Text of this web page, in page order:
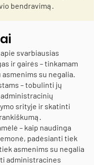
bendravimą.
svarbiausias
ir gairės – tinkamam
su negalia.
– tobulinti jų
srityje ir skatinti
– kaip naudinga
padėsianti tiek
asmenims su negalia
administracines